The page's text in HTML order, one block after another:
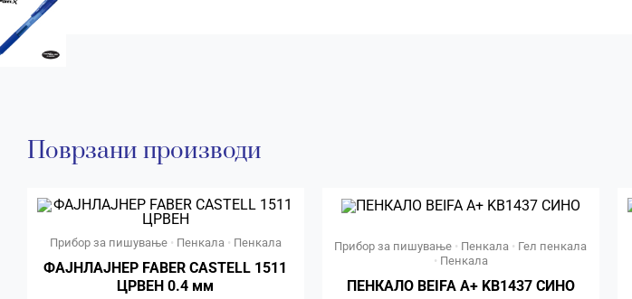
Поврзани производи
Прибор за пишување• Пенкала• Пенкала
ФАЈНЛАЈНЕР FABER CASTELL 1511
ЦРВЕН 0.4 мм
Прибор за пишување • Пенкала • Гел пенкала
• Пенкала
ПЕНКАЛО BEIFA A+ KB1437 СИНО